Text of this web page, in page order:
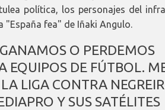
política, los personajes del
"España fea" de Iñaki Angulo.
O PERDEMOS
EQUIPOS DE FÚTBOL.
LIGA CONTRA
Y SUS SATÉLITES